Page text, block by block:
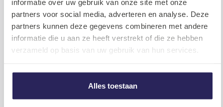
informatie over uw gebruik van onze site met onze
partners voor social media, adverteren en analyse. Deze
partners kunnen deze gegevens combineren met andere
informatie die u aan ze heeft verstrekt of die ze hebben
verzameld op basis van uw gebruik van hun services.
Alles toestaan
Delen
Nieuws Tech